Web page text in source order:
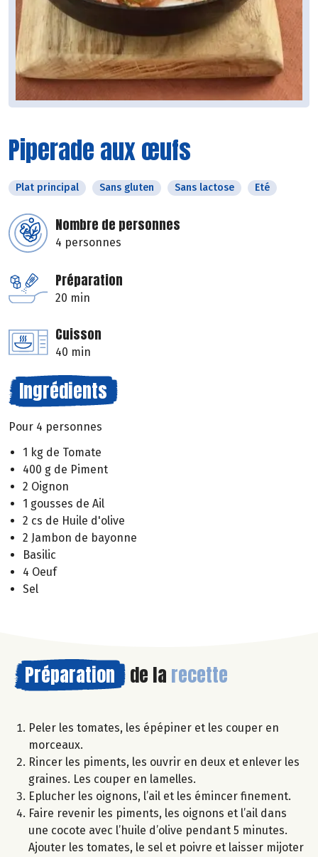
Piperade aux œufs
Plat principal Sans gluten Sans lactose Eté
Nombre de personnes
4 personnes
Préparation
20 min
Cuisson
40 min
Ingrédients
Pour 4 personnes
1 kg de Tomate
400 g de Piment
2 Oignon
1 gousses de Ail
2 cs de Huile d'olive
2 Jambon de bayonne
Basilic
4 Oeuf
Sel
Préparation de la recette
Peler les tomates, les épépiner et les couper en
morceaux.
Rincer les piments, les ouvrir en deux et enlever les
graines. Les couper en lamelles.
Eplucher les oignons, l’ail et les émincer finement.
Faire revenir les piments, les oignons et l’ail dans
une cocote avec l’huile d’olive pendant 5 minutes.
Ajouter les tomates, le sel et poivre et laisser mijoter